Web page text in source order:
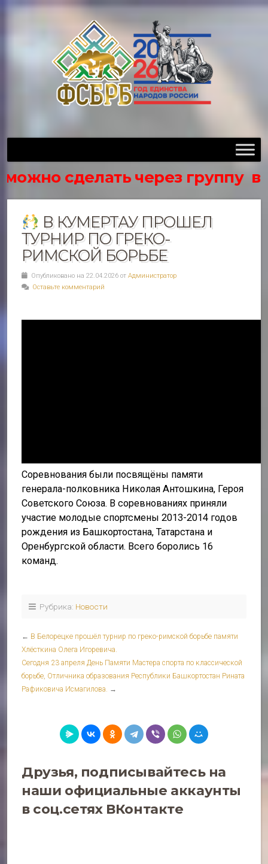
сделать через группу в
В КУМЕРТАУ ПРОШЕЛ
ТУРНИР ПО ГРЕКО-
РИМСКОЙ БОРЬБЕ
Опубликовано на 22.04.2026 от Администратор
Оставьте комментарий
Соревнования были посвящёны памяти
генерала-полковника Николая Антошкина, Героя
Советского Союза. В соревнованиях приняли
участие молодые спортсмены 2013-2014 годов
рождения из Башкортостана, Татарстана и
Оренбургской области. Всего боролись 16
команд.
Рубрика: Новости
← В Белорецке прошёл турнир по греко-римской борьбе памяти
Хлёсткина Олега Игоревича.
Сегодня 23 апреля День Памяти Мастера спорта по классической
борьбе, Отличника образования Республики Башкортостан Рината
Рафиковича Исмагилова. →
Друзья, подписывайтесь на
наши официальные аккаунты
в соц.сетях ВКонтакте